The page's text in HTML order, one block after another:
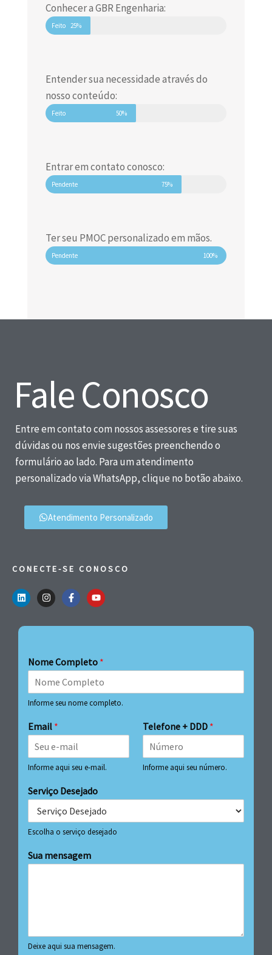
Conhecer a GBR Engenharia:
Feito 25%
Entender sua necessidade através do
nosso conteúdo:
Feito 50%
Entrar em contato conosco:
Pendente 75%
Ter seu PMOC personalizado em mãos.
Pendente 100%
Fale Conosco
Entre em contato com nossos assessores e tire suas
dúvidas ou nos envie sugestões preenchendo o
formulário ao lado. Para um atendimento
personalizado via WhatsApp, clique no botão abaixo.
Atendimento Personalizado
CONECTE-SE CONOSCO
Nome Completo *
Informe seu nome completo.
Email *
Informe aqui seu e-mail.
Telefone + DDD *
Informe aqui seu número.
Serviço Desejado
Escolha o serviço desejado
Sua mensagem
Deixe aqui sua mensagem.